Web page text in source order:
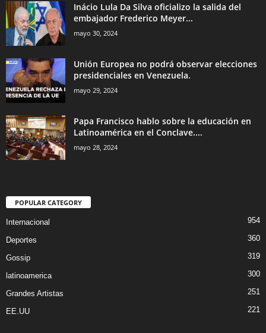
Inácio Lula Da Silva oficializo la salida del
embajador Frederico Meyer...
mayo 30, 2024
Unión Europea no podrá observar elecciones
presidenciales en Venezuela.
mayo 29, 2024
Papa Francisco hablo sobre la educación en
Latinoamérica en el Conclave....
mayo 28, 2024
POPULAR CATEGORY
Internacional 954
Deportes 360
Gossip 319
latinoamerica 300
Grandes Artistas 251
EE.UU 221